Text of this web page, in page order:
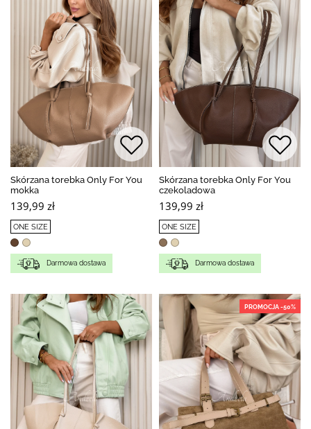
Skórzana torebka Only For You
mokka
139,99 zł
ONE SIZE
Darmowa dostawa
Skórzana torebka Only For You
czekoladowa
139,99 zł
ONE SIZE
Darmowa dostawa
PROMOCJA -50%